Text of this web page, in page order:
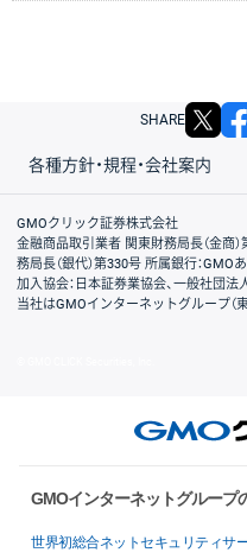
SHARE
各種方針・規程・会社案内
取引規程・約款
サイトマップ
その他のご案内
個人情報保護方針
最良執行方針
サイトのご利用について
ディスクレイマー
信託保全
リスク説明
会社案内
GMOクリック証券株式会社
金融商品取引業者 関東財務局長（金商
務局長（銀代）第330号 所属銀行：
加入協会：日本証券業協会、一般社団
当社はGMOインターネットグループ（
GMOインターネットグループ
世界初総合ネットセキュリティサ